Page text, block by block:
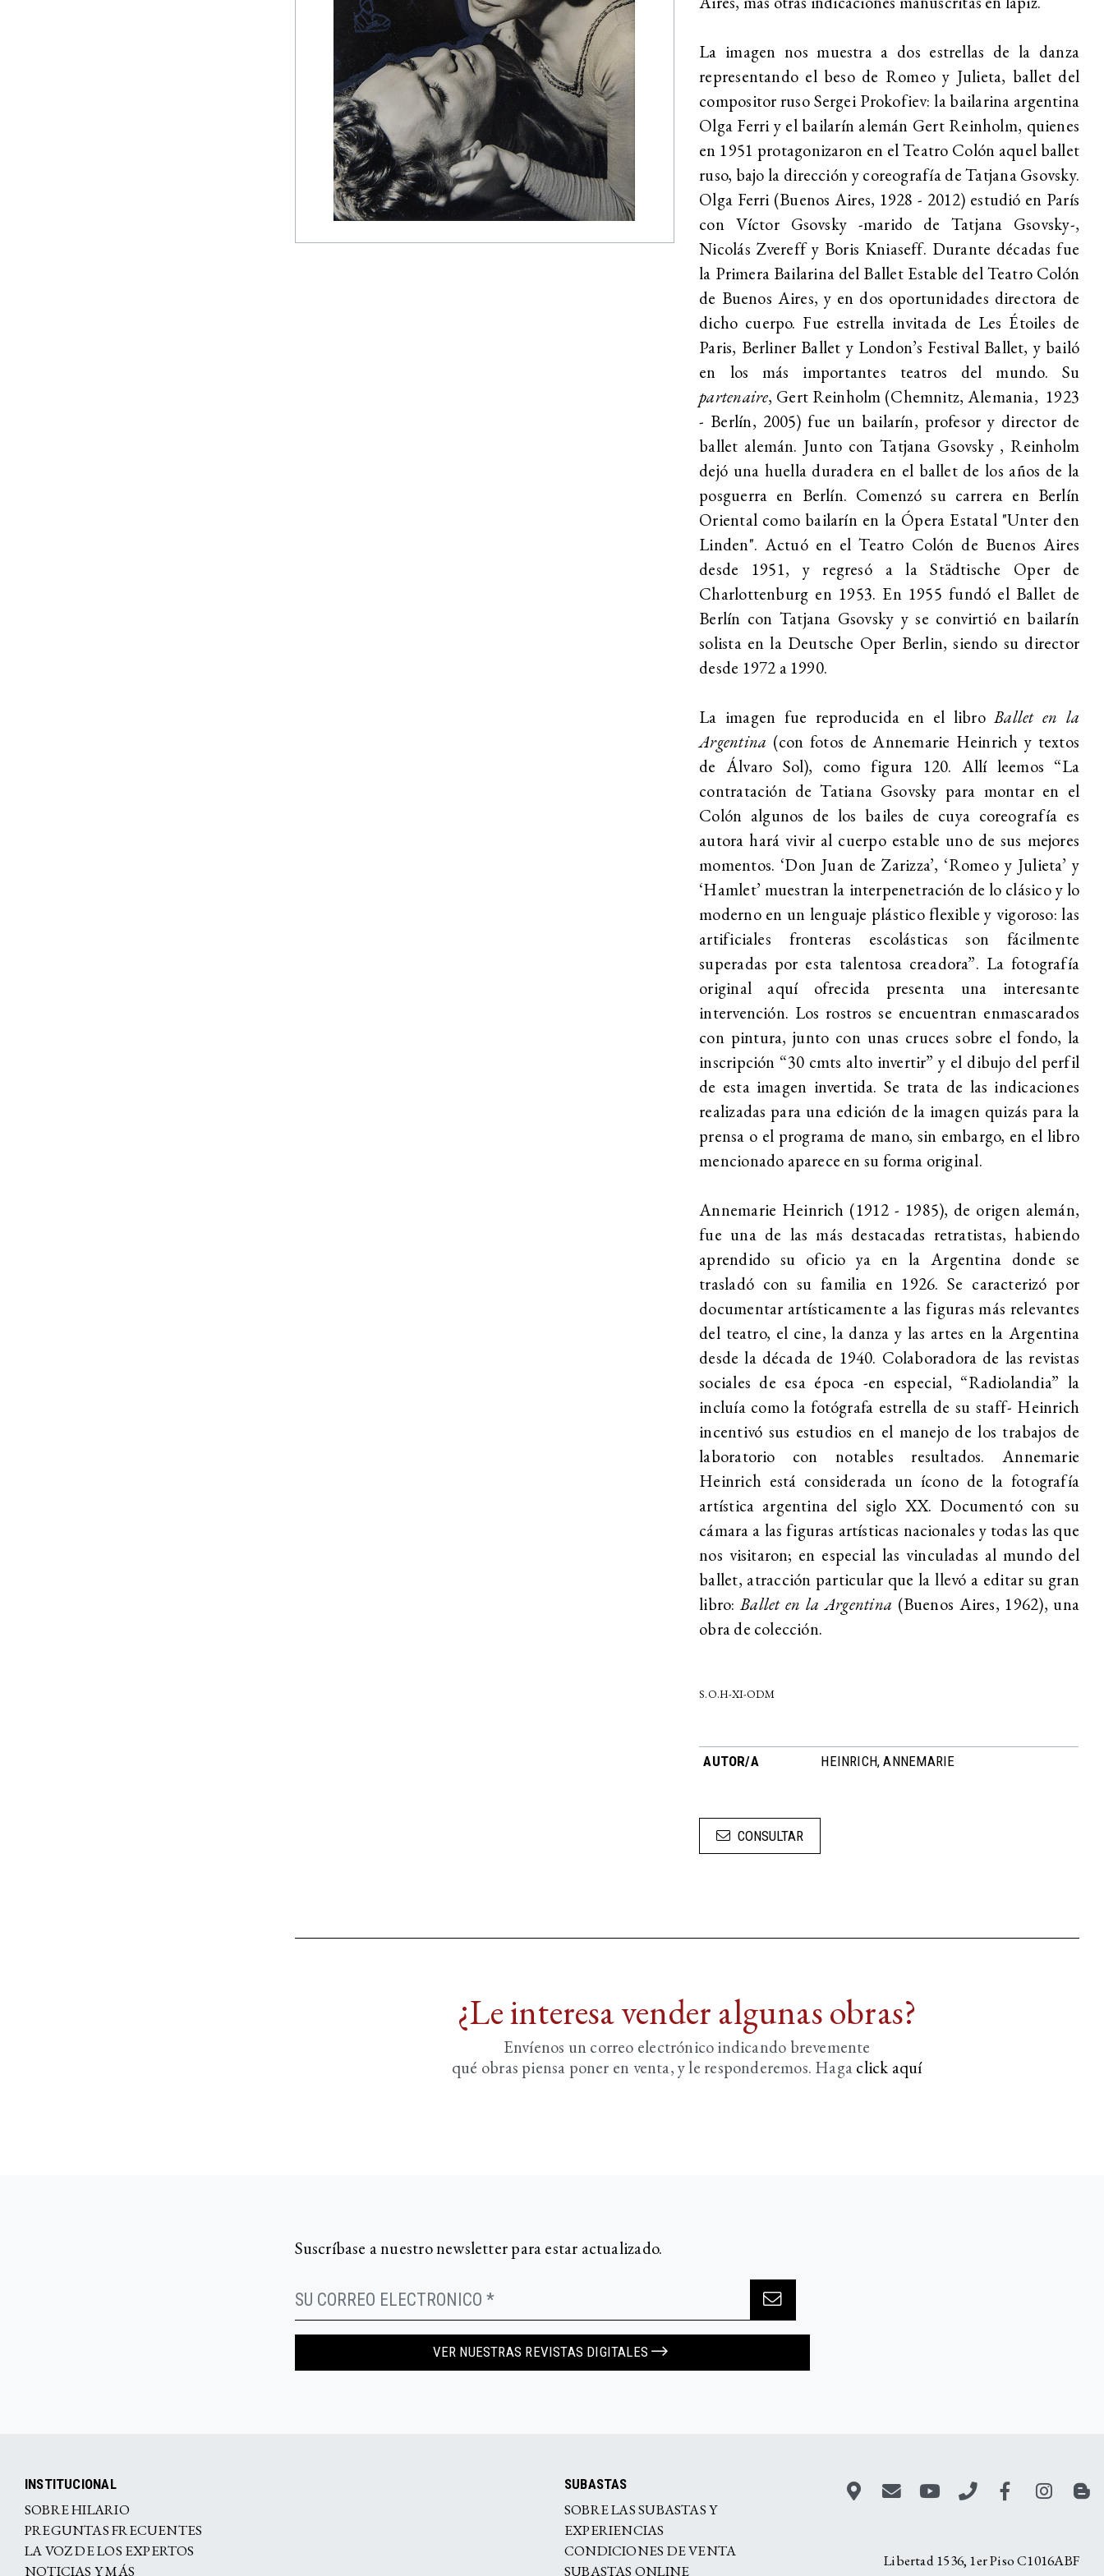
La imagen nos muestra a dos estrellas de la danza
representando el beso de Romeo y Julieta, ballet del
compositor ruso Sergei Prokofiev: la bailarina argentina
Olga Ferri y el bailarín alemán Gert Reinholm, quienes
en 1951 protagonizaron en el Teatro Colón aquel ballet
ruso, bajo la dirección y coreografía de Tatjana Gsovsky.
Olga Ferri (Buenos Aires, 1928 - 2012) estudió en París
con Víctor Gsovsky -marido de Tatjana Gsovsky-,
Nicolás Zvereff y Boris Kniaseff. Durante décadas fue
la Primera Bailarina del Ballet Estable del Teatro Colón
de Buenos Aires, y en dos oportunidades directora de
dicho cuerpo. Fue estrella invitada de Les Étoiles de
Paris, Berliner Ballet y London’s Festival Ballet, y bailó
en los más importantes teatros del mundo. Su
partenaire, Gert Reinholm (Chemnitz, Alemania, 1923
- Berlín, 2005) fue un bailarín, profesor y director de
ballet alemán. Junto con Tatjana Gsovsky , Reinholm
dejó una huella duradera en el ballet de los años de la
posguerra en Berlín. Comenzó su carrera en Berlín
Oriental como bailarín en la Ópera Estatal "Unter den
Linden". Actuó en el Teatro Colón de Buenos Aires
desde 1951, y regresó a la Städtische Oper de
Charlottenburg en 1953. En 1955 fundó el Ballet de
Berlín con Tatjana Gsovsky y se convirtió en bailarín
solista en la Deutsche Oper Berlin, siendo su director
desde 1972 a 1990.
La imagen fue reproducida en el libroBallet en la
Argentina (con fotos de Annemarie Heinrich y textos
de Álvaro Sol), como figura 120. Allí leemos “La
contratación de Tatiana Gsovsky para montar en el
Colón algunos de los bailes de cuya coreografía es
autora hará vivir al cuerpo estable uno de sus mejores
momentos. ‘Don Juan de Zarizza’, ‘Romeo y Julieta’ y
‘Hamlet’ muestran la interpenetración de lo clásico y lo
moderno en un lenguaje plástico flexible y vigoroso: las
artificiales fronteras escolásticas son fácilmente
superadas por esta talentosa creadora”. La fotografía
original aquí ofrecida presenta una interesante
intervención. Los rostros se encuentran enmascarados
con pintura, junto con unas cruces sobre el fondo, la
inscripción “30 cmts alto invertir” y el dibujo del perfil
de esta imagen invertida. Se trata de las indicaciones
realizadas para una edición de la imagen quizás para la
prensa o el programa de mano, sin embargo, en el libro
mencionado aparece en su forma original.
Annemarie Heinrich (1912 - 1985), de origen alemán,
fue una de las más destacadas retratistas, habiendo
aprendido su oficio ya en la Argentina donde se
trasladó con su familia en 1926. Se caracterizó por
documentar artísticamente a las figuras más relevantes
del teatro, el cine, la danza y las artes en la Argentina
desde la década de 1940. Colaboradora de las revistas
sociales de esa época -en especial, “Radiolandia” la
incluía como la fotógrafa estrella de su staff- Heinrich
incentivó sus estudios en el manejo de los trabajos de
laboratorio con notables resultados. Annemarie
Heinrich está considerada un ícono de la fotografía
artística argentina del siglo XX. Documentó con su
cámara a las figuras artísticas nacionales y todas las que
nos visitaron; en especial las vinculadas al mundo del
ballet, atracción particular que la llevó a editar su gran
libro:Ballet en la Argentina (Buenos Aires, 1962), una
obra de colección.
S.O.H-XI-ODM
AUTOR/A HEINRICH, ANNEMARIE
CONSULTAR
¿Le interesa vender algunas obras?
Envíenos un correo electrónico indicando brevemente
qué obras piensa poner en venta, y le responderemos. Hagaclick aquí­
Suscríbase a nuestro newsletter para estar actualizado.
VER NUESTRAS REVISTAS DIGITALES
INSTITUCIONAL
SOBRE HILARIO
PREGUNTAS FRECUENTES
LA VOZ DE LOS EXPERTOS
NOTICIAS Y MÁS
SUBASTAS
SOBRE LAS SUBASTAS Y
EXPERIENCIAS
CONDICIONES DE VENTA
SUBASTAS ONLINE
Libertad 1536, 1er Piso C1016ABF